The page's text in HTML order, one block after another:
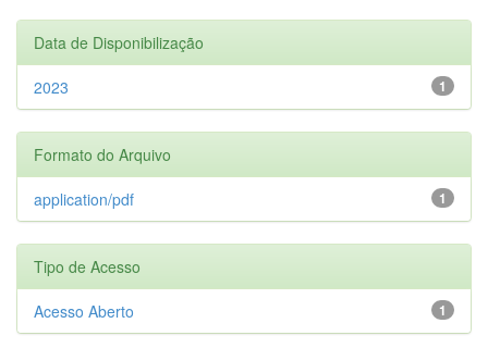
Data de Disponibilização
1
2023
Formato do Arquivo
1
application/pdf
Tipo de Acesso
1
Acesso Aberto